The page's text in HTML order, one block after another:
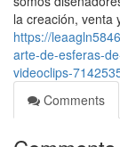
la creación, venta
https://
arte-de-esferas-
videoclips-
Comments